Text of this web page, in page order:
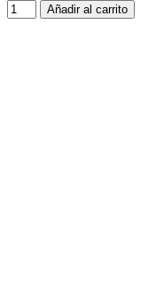
Añadir al carrito